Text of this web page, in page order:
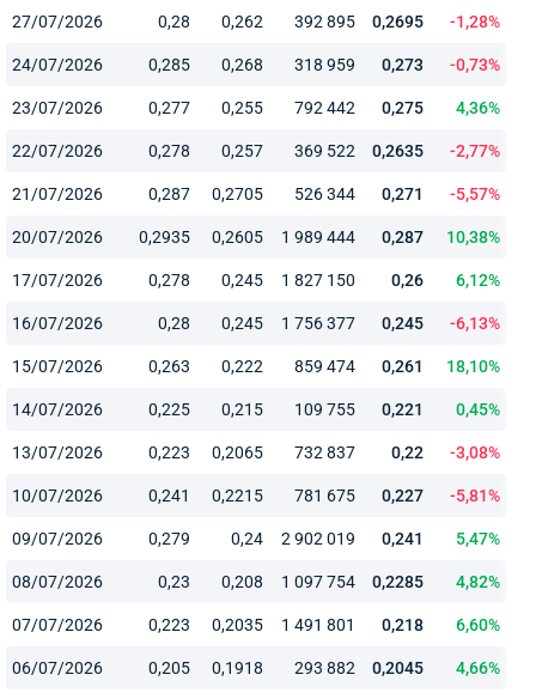
27/07/2026 0,28 0,262 392 895 0,2695 -1,28%
24/07/2026 0,285 0,268 318 959 0,273 -0,73%
23/07/2026 0,277 0,255 792 442 0,275 4,36%
22/07/2026 0,278 0,257 369 522 0,2635 -2,77%
21/07/2026 0,287 0,2705 526 344 0,271 -5,57%
20/07/2026 0,2935 0,2605 1 989 444 0,287 10,38%
17/07/2026 0,278 0,245 1 827 150 0,26 6,12%
16/07/2026 0,28 0,245 1 756 377 0,245 -6,13%
15/07/2026 0,263 0,222 859 474 0,261 18,10%
14/07/2026 0,225 0,215 109 755 0,221 0,45%
13/07/2026 0,223 0,2065 732 837 0,22 -3,08%
10/07/2026 0,241 0,2215 781 675 0,227 -5,81%
09/07/2026 0,279 0,24 2 902 019 0,241 5,47%
08/07/2026 0,23 0,208 1 097 754 0,2285 4,82%
07/07/2026 0,223 0,2035 1 491 801 0,218 6,60%
06/07/2026 0,205 0,1918 293 882 0,2045 4,66%